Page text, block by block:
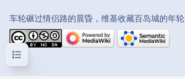
目录
车轮碾过情侣路的晨昏，维基收藏百岛城的年轮